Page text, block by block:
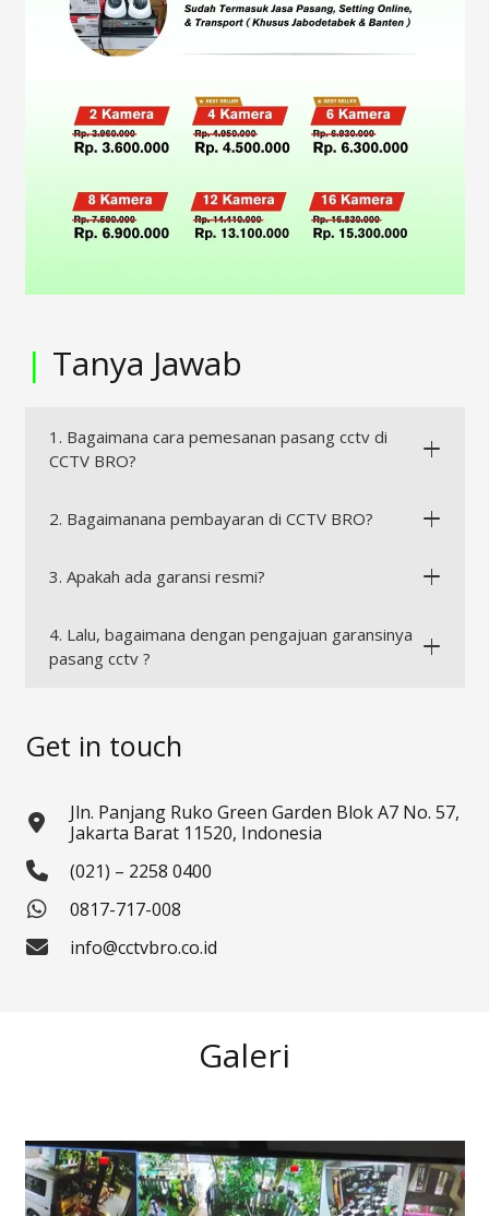
| Tanya Jawab
1. Bagaimana cara pemesanan pasang cctv di
CCTV BRO?
2. Bagaimanana pembayaran di CCTV BRO?
3. Apakah ada garansi resmi?
4. Lalu, bagaimana dengan pengajuan garansinya
pasang cctv ?
Get in touch
Jln. Panjang Ruko Green Garden Blok A7 No. 57,
Jakarta Barat 11520, Indonesia
(021) – 2258 0400
0817-717-008
info@cctvbro.co.id
Galeri